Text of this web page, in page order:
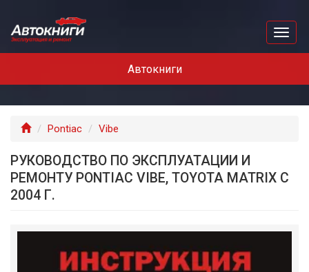
Автокниги
ГлавнаяPontiac Vibe
РУКОВОДСТВО ПО ЭКСПЛУАТАЦИИ И
РЕМОНТУ PONTIAC VIBE, TOYOTA MATRIX С
2004 Г.